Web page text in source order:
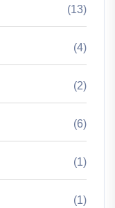
(13)
(4)
(2)
(6)
(1)
(1)